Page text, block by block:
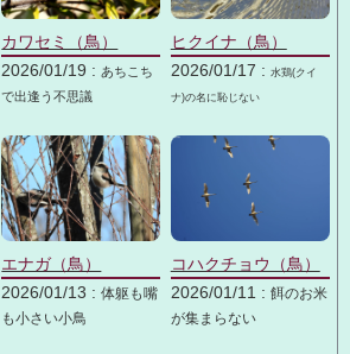
カワセミ（鳥）
2026/01/19 : あちこち
で出逢う不思議
ヒクイナ（鳥）
2026/01/17 : 水鶏(クイ
ナ)の名に恥じない
エナガ（鳥）
2026/01/13 :体躯も嘴
も小さい小鳥
コハクチョウ（鳥）
2026/01/11 : 餌のお米
が集まらない